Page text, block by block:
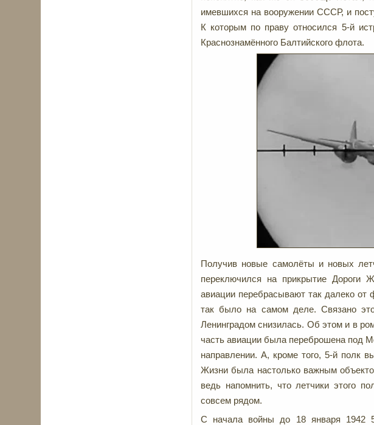
имевшихся на вооружении СССР, и
К которым по праву относился 5-й
Краснознамённого Балтийского флота.
Получив новые самолёты и новых
переключился на прикрытие Дороги
авиации перебрасывают так далеко
так было на самом деле. Связано
Ленинградом снизилась. Об этом и в
часть авиации была переброшена под
направлении. А, кроме того, 5-й полк
Жизни была настолько важным
ведь напомнить, что летчики этого
совсем рядом.
С начала войны до 18 января 1942